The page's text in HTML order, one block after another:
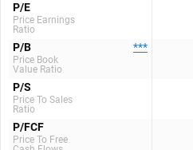
P/E
Price Earnings
Ratio
P/B
Price Book
Value Ratio
***
P/S
Price To Sales
Ratio
P/FCF
Price To Free